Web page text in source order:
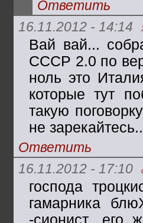
Ответить
16.11.2012 - 14:14
Вай вай...
СССР 2.0 по
ноль это
которые тут
такую
не
Ответить
16.11.2012 - 17:10
господа
гамарника
-сионист ,его